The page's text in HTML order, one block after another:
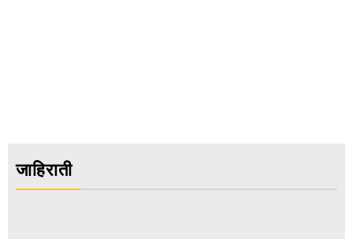
जाहिराती